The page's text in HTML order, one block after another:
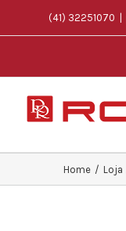
(41) 32251070
Home / Loja